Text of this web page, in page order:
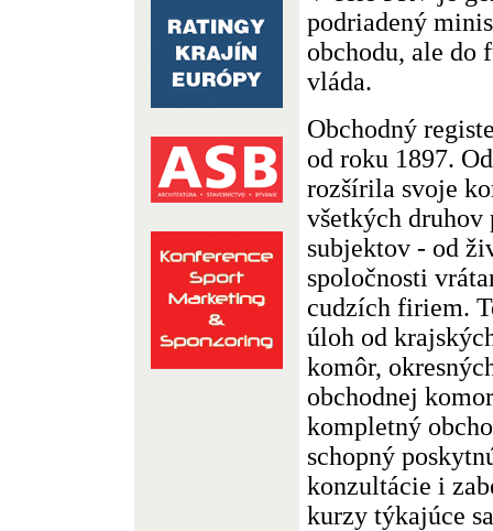
podriadený
obchodu, ale do
vláda.
Obchodný
od roku 1897.
rozšírila svoje
všetkých
subjektov - od
spoločnosti
cudzích firiem.
úloh od
komôr,
obchodnej
kompletný
schopný
konzultácie i
kurzy týkajúce